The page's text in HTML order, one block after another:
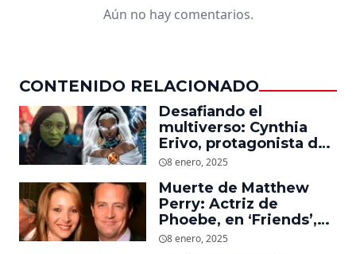
Aún no hay comentarios.
CONTENIDO RELACIONADO
Desafiando el
multiverso: Cynthia
Erivo, protagonista de
‘Wicked’, quiere ser
8 enero, 2025
Muerte de Matthew
Perry: Actriz de
Phoebe, en ‘Friends’,
descubre un emotivo
8 enero, 2025